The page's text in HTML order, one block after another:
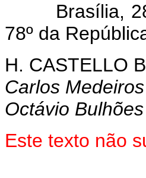
Brasília, 28
78º da
H. CASTELLO
Carlos
Octávio Bulhões
Este texto não